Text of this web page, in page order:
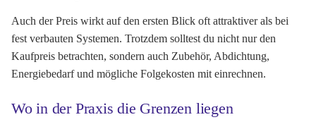
Auch der Preis wirkt auf den ersten Blick oft attraktiver als bei
fest verbauten Systemen. Trotzdem solltest du nicht nur den
Kaufpreis betrachten, sondern auch Zubehör, Abdichtung,
Energiebedarf und mögliche Folgekosten mit einrechnen.
Wo in der Praxis die Grenzen liegen